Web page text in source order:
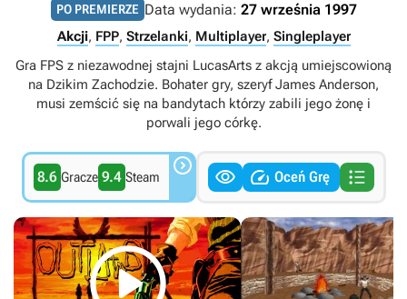
PO PREMIERZE Data wydania: 27 września 1997
Akcji, FPP, Strzelanki, Multiplayer, Singleplayer
Gra FPS z niezawodnej stajni LucasArts z akcją umiejscowioną
na Dzikim Zachodzie. Bohater gry, szeryf James Anderson,
musi zemścić się na bandytach którzy zabili jego żonę i
porwali jego córkę.
8.6 Gracze 9.4 Steam    Oceń Grę 